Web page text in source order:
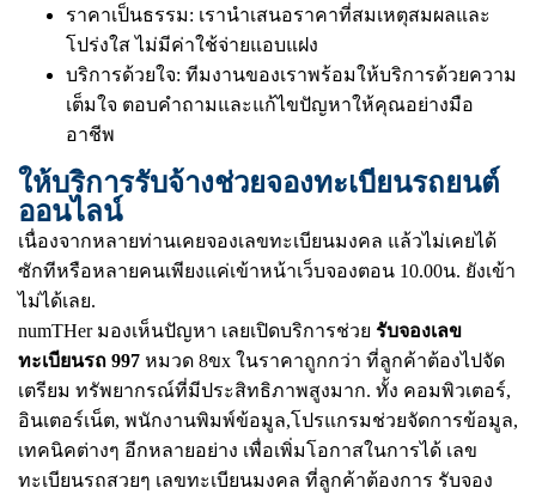
ราคาเป็นธรรม: เรานำเสนอราคาที่สมเหตุสมผลและ
โปร่งใส ไม่มีค่าใช้จ่ายแอบแฝง
บริการด้วยใจ: ทีมงานของเราพร้อมให้บริการด้วยความ
เต็มใจ ตอบคำถามและแก้ไขปัญหาให้คุณอย่างมือ
อาชีพ
ให้บริการรับจ้างช่วยจองทะเบียนรถยนต์
ออนไลน์
เนื่องจากหลายท่านเคยจองเลขทะเบียนมงคล แล้วไม่เคยได้
ซักทีหรือหลายคนเพียงแค่เข้าหน้าเว็บจองตอน 10.00น. ยังเข้า
ไม่ได้เลย.
numTHer มองเห็นปัญหา เลยเปิดบริการช่วย รับจองเลข
ทะเบียนรถ 997 หมวด 8ขx ในราคาถูกกว่า ที่ลูกค้าต้องไปจัด
เตรียม ทรัพยากรณ์ที่มีประสิทธิภาพสูงมาก. ทั้ง คอมพิวเตอร์,
อินเตอร์เน็ต, พนักงานพิมพ์ข้อมูล,โปรแกรมช่วยจัดการข้อมูล,
เทคนิคต่างๆ อีกหลายอย่าง เพื่อเพิ่มโอกาสในการได้ เลข
ทะเบียนรถสวยๆ เลขทะเบียนมงคล ที่ลูกค้าต้องการ รับจอง